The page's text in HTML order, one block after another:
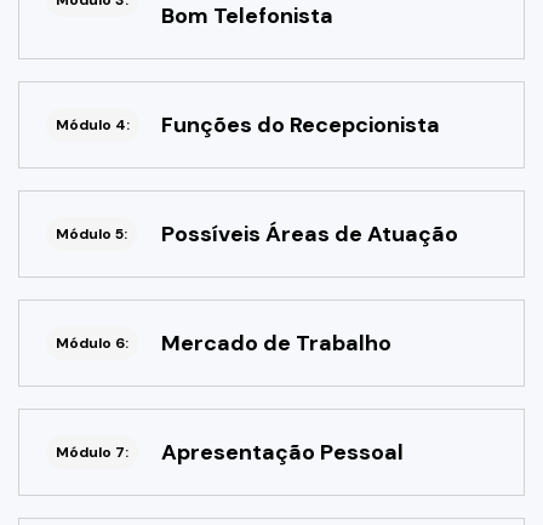
Bom Telefonista
Módulo 4: Funções do Recepcionista
Módulo 5: Possíveis Áreas de Atuação
Módulo 6: Mercado de Trabalho
Módulo 7: Apresentação Pessoal